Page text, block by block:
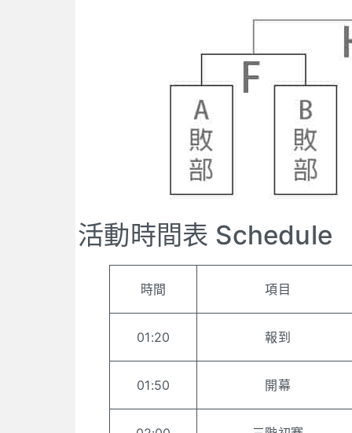
活動時間表 Schedule
時間 項目
01:20 報到
01:50 開幕